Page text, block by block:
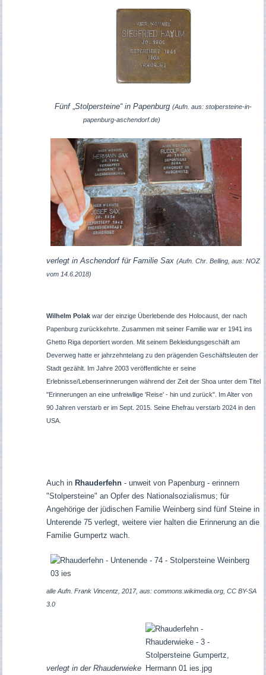
Fünf„Stolpersteine“ in Papenburg(Aufn. aus: stolpersteine-in-
papenburg-aschendorf.de)
verlegt in Aschendorf für Familie Sax (Aufn. Chr. Belling, aus: NOZ
vom 14.6.2018)
Wilhelm Polak war der einzige Überlebende des Holocaust, der nach
Papenburg zurückkehrte. Zusammen mit seiner Familie war er 1941 ins
Ghetto Riga deportiert worden. Mit seinem Bekleidungsgeschäft am
Deverweg hatte er jahrzehntelang zu den prägenden Geschäftsleuten der
Stadt gezählt. Im Jahre 2003 veröffentlichte er seine
Erlebnisse/Lebenserinnerungen während der Zeit der Shoa unter dem Titel
"Erinnerungen an eine unfreiwllige 'Reise' - hin und zurück". Im Alter von
90 Jahren verstarb er im Sept. 2015. Seine Ehefrau verstarb 2024 in den
USA.
Auch in Rhauderfehn- unweit von Papenburg - erinnern
"Stolpersteine" an Opfer des Nationalsozialismus; für
Angehörige der jüdischen Familie Weinberg sind fünf Steine in
Unterende 75 verlegt, weitere vier halten die Erinnerung an die
Familie Gumpertz wach.
alle Aufn. Frank Vincentz, 2017, aus: commons.wikimedia.org, CC BY-SA
3.0
verlegt in der Rhauderwieke